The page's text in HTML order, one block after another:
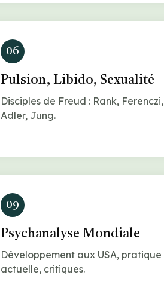
06
Pulsion, Libido, Sexualité
Disciples de Freud : Rank, Ferenczi,
Adler, Jung.
09
Psychanalyse Mondiale
Développement aux USA, pratique
actuelle, critiques.